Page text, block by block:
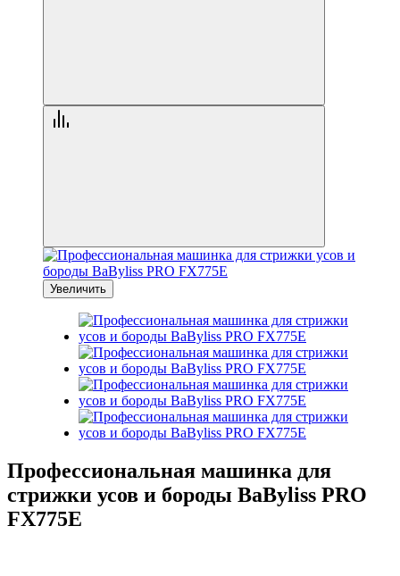
Увеличить
Профессиональная машинка для
стрижки усов и бороды BaByliss PRO
FX775E